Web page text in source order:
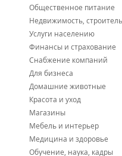
Общественное питание
Недвижимость,
Услуги населению
Финансы и страхование
Снабжение компаний
Для бизнеса
Домашние животные
Красота и уход
Магазины
Мебель и интерьер
Медицина и здоровье
Обучение, наука, кадры